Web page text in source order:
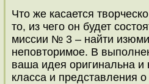
Что же касается
то, из чего он будет
миссии № 3 – найти
неповторимое. В
ваша идея оригинальна и
класса и представления